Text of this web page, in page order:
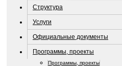
Структура
Услуги
Официальные документы
Программы, проекты
Программы, проекты